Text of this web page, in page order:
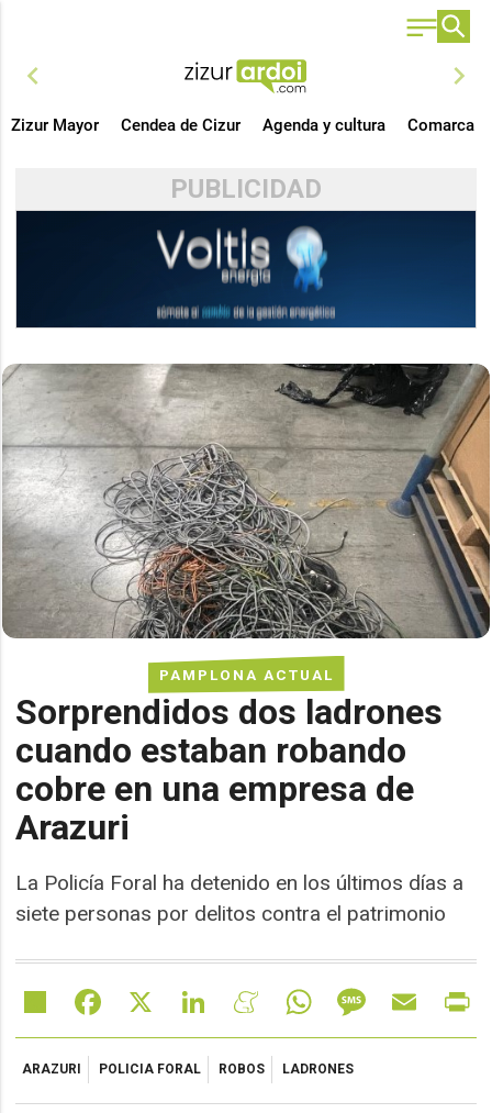
chevron_left chevron_right
Zizur Mayor Cendea de Cizur Agenda y cultura Comarca
PUBLICIDAD
PAMPLONA ACTUAL
Sorprendidos dos ladrones
cuando estaban robando
cobre en una empresa de
Arazuri
La Policía Foral ha detenido en los últimos días a
siete personas por delitos contra el patrimonio
Share Facebook LinkedIn MeneameWhatsAppMessageEmail
ARAZURI POLICIA FORAL ROBOS LADRONES